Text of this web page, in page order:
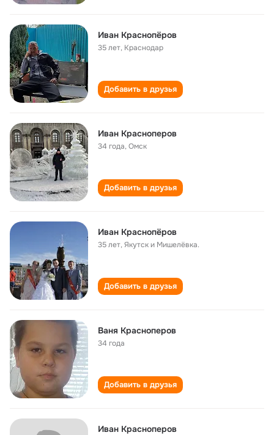
Иван Краснопёров
35 лет, Краснодар
Добавить в друзья
Иван Красноперов
34 года,Омск
Добавить в друзья
Иван Краснопёров
35 лет,Якутск и Мишелёвка.
Добавить в друзья
Ваня Красноперов
34 года
Добавить в друзья
Иван Красноперов